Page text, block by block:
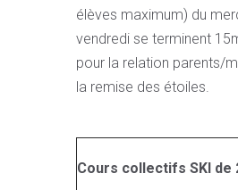
élèves maximum) du
vendredi se terminent
pour la relation parents/
la remise des étoiles.
Cours collectifs SKI de